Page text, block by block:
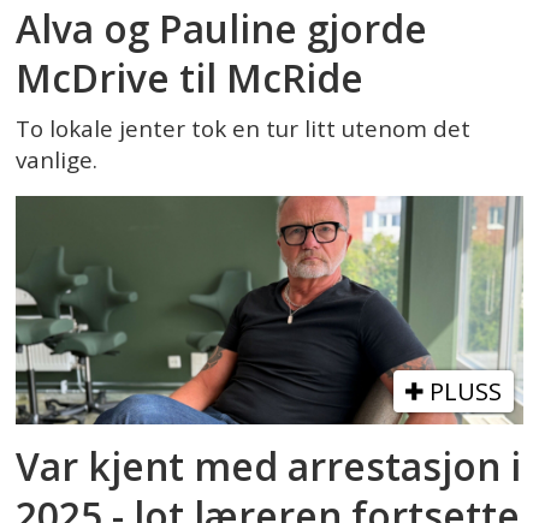
Alva og Pauline gjorde
McDrive til McRide
To lokale jenter tok en tur litt utenom det
vanlige.
PLUSS
Var kjent med arrestasjon i